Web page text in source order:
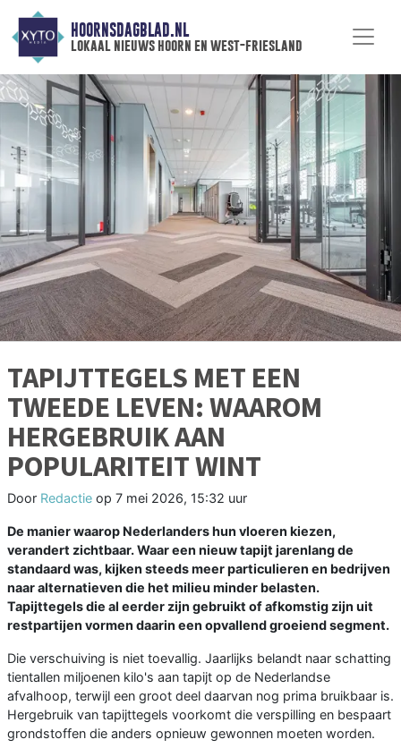
HOORNSDAGBLAD.NL
lokaal nieuws hoorn en west-friesland
TAPIJTTEGELS MET EEN
TWEEDE LEVEN: WAAROM
HERGEBRUIK AAN
POPULARITEIT WINT
Door Redactie op 7 mei 2026, 15:32 uur
De manier waarop Nederlanders hun vloeren kiezen,
verandert zichtbaar. Waar een nieuw tapijt jarenlang de
standaard was, kijken steeds meer particulieren en bedrijven
naar alternatieven die het milieu minder belasten.
Tapijttegels die al eerder zijn gebruikt of afkomstig zijn uit
restpartijen vormen daarin een opvallend groeiend segment.
Die verschuiving is niet toevallig. Jaarlijks belandt naar schatting
tientallen miljoenen kilo's aan tapijt op de Nederlandse
afvalhoop, terwijl een groot deel daarvan nog prima bruikbaar is.
Hergebruik van tapijttegels voorkomt die verspilling en bespaart
grondstoffen die anders opnieuw gewonnen moeten worden.